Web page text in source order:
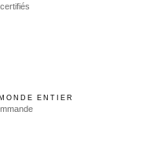
ENTIER